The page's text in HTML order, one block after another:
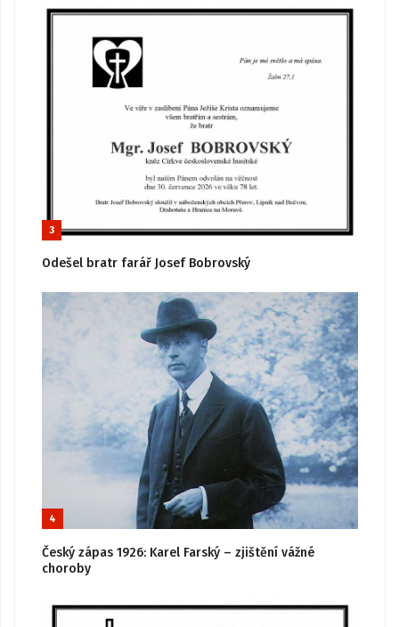
3
Odešel bratr farář Josef Bobrovský
4
Český zápas 1926: Karel Farský – zjištění vážné
choroby